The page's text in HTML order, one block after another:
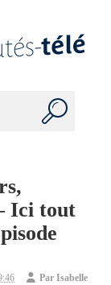
Ici tout
ParIsabelle